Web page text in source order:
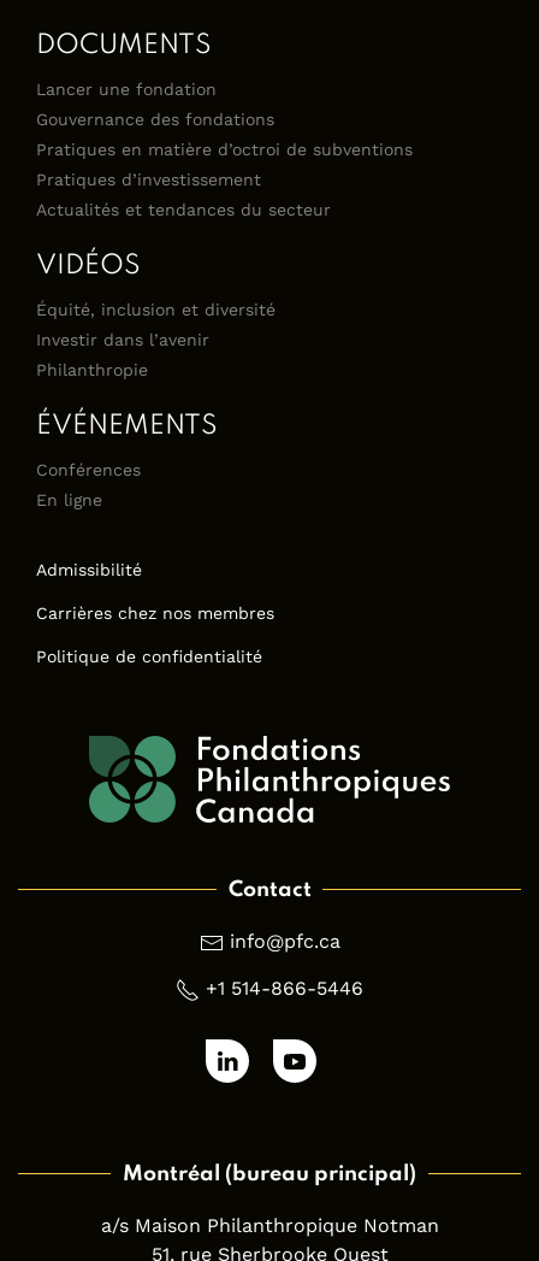
DOCUMENTS
Lancer une fondation
Gouvernance des fondations
Pratiques en matière d’octroi de subventions
Pratiques d’investissement
Actualités et tendances du secteur
VIDÉOS
Équité, inclusion et diversité
Investir dans l’avenir
Philanthropie
ÉVÉNEMENTS
Conférences
En ligne
Admissibilité
Carrières chez nos membres
Politique de confidentialité
Contact
info@pfc.ca
+1 514-866-5446
Montréal (bureau principal)
a/s Maison Philanthropique Notman
51, rue Sherbrooke Ouest